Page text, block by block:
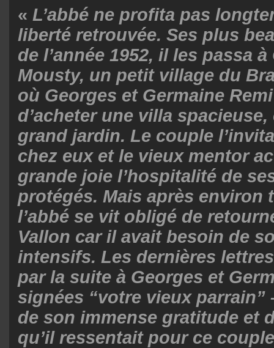
« L’abbé ne profita pas
liberté retrouvée. Ses plus
de l’année 1952, il les passa
Mousty, un petit village du
où Georges et Germaine
d’acheter une villa spacieuse,
grand jardin. Le couple
chez eux et le vieux mentor
grande joie l’hospitalité de
protégés. Mais après environ
l’abbé se vit obligé de
Vallon car il avait besoin de
intensifs. Les dernières
par la suite à Georges et
signées “votre vieux parrain”
de son immense gratitude et
qu’il ressentait pour ce